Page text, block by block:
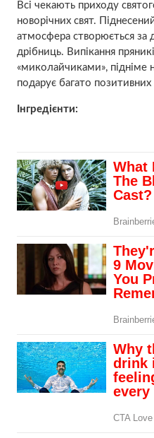
Всі чекають приходу
новорічних свят.
атмосфера створюється
дрібниць. Випікання
«миколайчиками», підніме
подарує багато
Інгредієнти: